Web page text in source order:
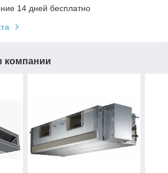
14 дней бесплатно
компании